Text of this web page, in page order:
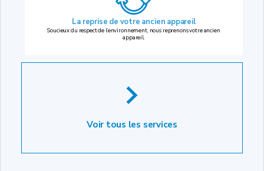
La reprise de votre ancien appareil
Soucieux du respect de l’environnement, nous reprenons votre ancien
appareil.
Voir tous les services